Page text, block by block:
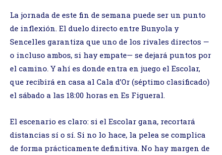
La jornada de este fin de semana puede ser un punto
de inflexión. El duelo directo entre Bunyola y
Sencelles garantiza que uno de los rivales directos —
o incluso ambos, si hay empate— se dejará puntos por
el camino. Y ahí es donde entra en juego el Escolar,
que recibirá en casa al Cala d’Or (séptimo clasificado)
el sábado a las 18:00 horas en Es Figueral.
El escenario es claro: si el Escolar gana, recortará
distancias sí o sí. Si no lo hace, la pelea se complica
de forma prácticamente definitiva. No hay margen de